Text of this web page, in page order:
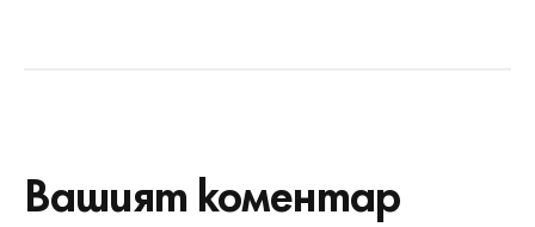
Вашият коментар